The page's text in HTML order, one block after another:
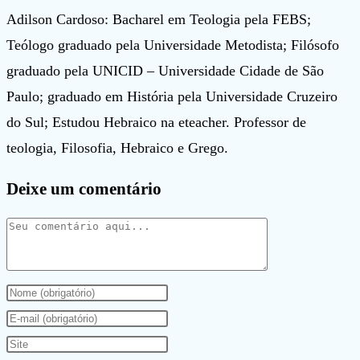
Adilson Cardoso: Bacharel em Teologia pela FEBS;
Teólogo graduado pela Universidade Metodista; Filósofo
graduado pela UNICID – Universidade Cidade de São
Paulo; graduado em História pela Universidade Cruzeiro
do Sul; Estudou Hebraico na eteacher. Professor de
teologia, Filosofia, Hebraico e Grego.
Deixe um comentário
Comentário
Digite
seu
nome
Digite
seu
Digite